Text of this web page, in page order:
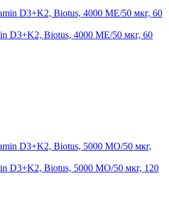
D3+K2, Biotus, 4000 МЕ/50 мкг, 60
D3+K2, Biotus, 5000 МО/50 мкг, 120